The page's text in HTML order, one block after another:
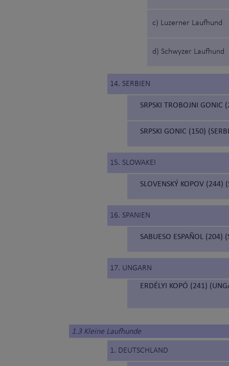
c) Luzerner Laufhund
d) Schwyzer Laufhund
14. SERBIEN
SRPSKI TROBOJNI GONIC
SRPSKI GONIC (150)
15. SLOWAKEI
SLOVENSKÝ KOPOV (244)
16. SPANIEN
SABUESO ESPAÑOL (204)
17. UNGARN
ERDÉLYI KOPÓ (241)
1.3 Kleine Laufhunde
1. DEUTSCHLAND